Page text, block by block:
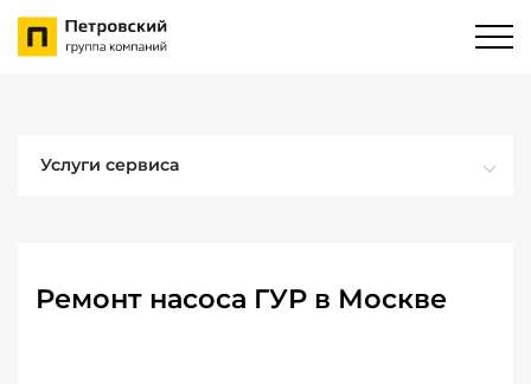
Услуги сервиса
Ремонт насоса ГУР в Москве